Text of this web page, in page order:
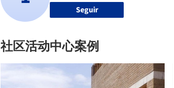
Seguir
社区活动中心案例